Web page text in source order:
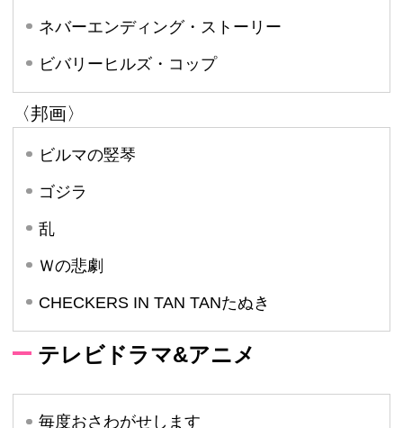
ネバーエンディング・ストーリー
ビバリーヒルズ・コップ
〈邦画〉
ビルマの竪琴
ゴジラ
乱
Ｗの悲劇
CHECKERS IN TAN TANたぬき
テレビドラマ&アニメ
毎度おさわがせします